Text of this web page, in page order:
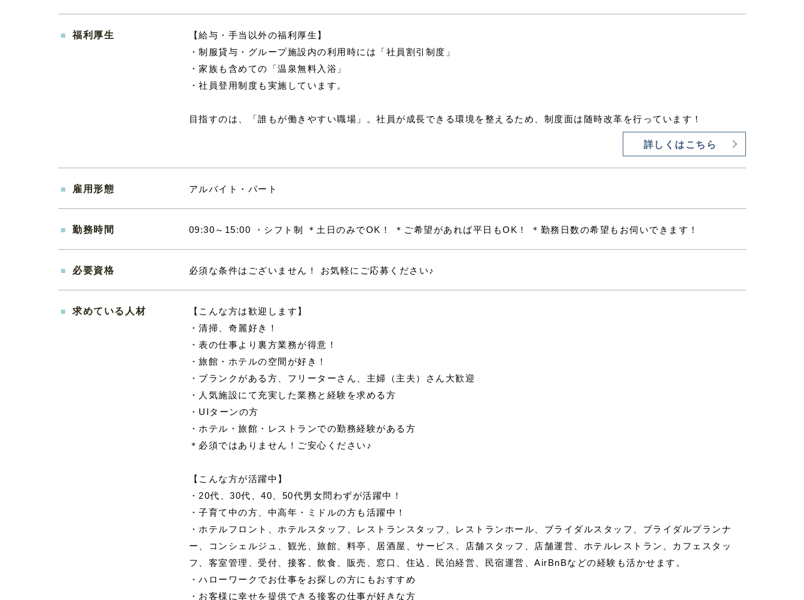
福利厚生
【給与・手当以外の福利厚生】
・制服貸与・グループ施設内の利用時には「社員割引制度」
・家族も含めての「温泉無料入浴」
・社員登用制度も実施しています。
目指すのは、「誰もが働きやすい職場」。社員が成長できる環境を整えるため、制度面は随時改革を行っています！
詳しくはこちら
雇用形態 アルバイト・パート
勤務時間 09:30～15:00 ・シフト制 ＊土日のみでOK！ ＊ご希望があれば平日もOK！ ＊勤務日数の希望もお伺いできます！
必要資格 必須な条件はございません！ お気軽にご応募ください♪
求めている人材
【こんな方は歓迎します】
・清掃、奇麗好き！
・表の仕事より裏方業務が得意！
・旅館・ホテルの空間が好き！
・ブランクがある方、フリーターさん、主婦（主夫）さん大歓迎
・人気施設にて充実した業務と経験を求める方
・UIターンの方
・ホテル・旅館・レストランでの勤務経験がある方
＊必須ではありません！ご安心ください♪
【こんな方が活躍中】
・20代、30代、40、50代男女問わずが活躍中！
・子育て中の方、中高年・ミドルの方も活躍中！
・ホテルフロント、ホテルスタッフ、レストランスタッフ、レストランホール、ブライダルスタッフ、ブライダルプランナ
ー、コンシェルジュ、観光、旅館、料亭、居酒屋、サービス、店舗スタッフ、店舗運営、ホテルレストラン、カフェスタッ
フ、客室管理、受付、接客、飲食、販売、窓口、住込、民泊経営、民宿運営、AirBnBなどの経験も活かせます。
・ハローワークでお仕事をお探しの方にもおすすめ
・お客様に幸せを提供できる接客の仕事が好きな方